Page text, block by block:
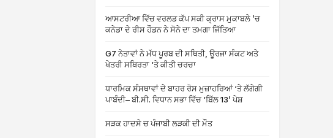
ਆਸਟਰੀਆ ਵਿੱਚ ਵਰਲਡ ਕੱਪ ਸਕੀ ਕ੍ਰਾਸ ਮੁਕਾਬਲੇ ’ਚ
ਕਨੇਡਾ ਦੇ ਰੀਸ ਹੌਡਨ ਨੇ ਸੋਨੇ ਦਾ ਤਮਗਾ ਜਿੱਤਿਆ
G7 ਨੇਤਾਵਾਂ ਨੇ ਮੱਧ ਪੂਰਬ ਦੀ ਸਥਿਤੀ, ਊਰਜਾ ਸੰਕਟ ਅਤੇ
ਖੇਤਰੀ ਸਥਿਰਤਾ ‘ਤੇ ਕੀਤੀ ਚਰਚਾ
ਧਾਰਮਿਕ ਸੰਸਥਾਵਾਂ ਦੇ ਬਾਹਰ ਰੋਸ ਮੁਜ਼ਾਹਰਿਆਂ ‘ਤੇ ਲੱਗੇਗੀ
ਪਾਬੰਦੀ– ਬੀ.ਸੀ. ਵਿਧਾਨ ਸਭਾ ਵਿੱਚ ‘ਬਿੱਲ 13’ ਪੇਸ਼
ਸੜਕ ਹਾਦਸੇ ਚ ਪੰਜਾਬੀ ਲੜਕੀ ਦੀ ਮੌਤ